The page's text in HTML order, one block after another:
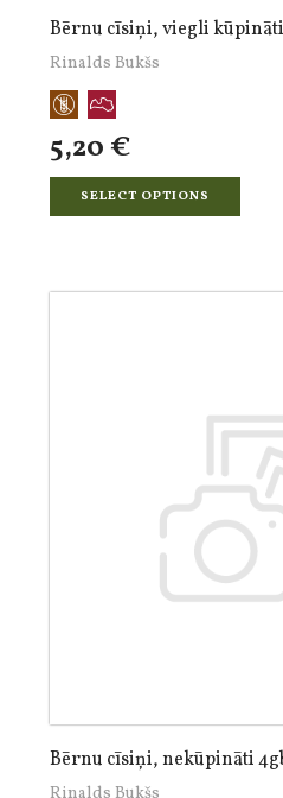
Bērnu cīsiņi, viegli
Rinalds Bukšs
5,20 €
SELECT OPTIONS
Bērnu cīsiņi, nekūpināti